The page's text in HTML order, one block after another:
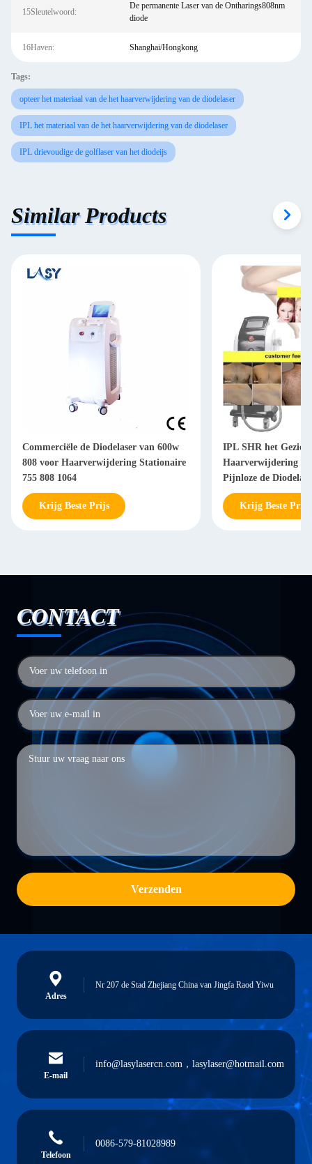
15Sleutelwoord:
De permanente Laser van de Ontharings808nm
diode
16Haven: Shanghai/Hongkong
Tags:
opteer het materiaal van de het haarverwijdering van de diodelaser
IPL het materiaal van de het haarverwijdering van de diodelaser
IPL drievoudige de golflaser van het diodeijs
Similar Products
Commerciële de Diodelaser van 600w
808 voor Haarverwijdering Stationaire
755 808 1064
Krijg Beste Prijs
IPL SHR het
Haarverwijdering
Pijnloze de
Krijg Beste Prijs
CONTACT
Verzenden
Adres
Nr 207 de Stad Zhejiang China van Jingfa Raod Yiwu
E-mail
info@lasylasercn.com，lasylaser@hotmail.com
Telefoon
0086-579-81028989